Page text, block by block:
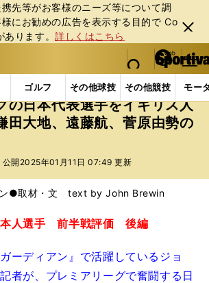
先等がお客様のニーズ等について調
にお勧めの広告を表⽰する⽬的で Co
あります。詳しくはこちら
閉じ
る
web Sportiva (webスポルティーバ)
検索
マイペ
ー
ジ
メニュ
ゴルフ その他球技 その他競技 モー
一覧 海外サッカー 海外サッカー
の日本代表選手をイギリス人
大地、遠藤航、菅原由勢の
開 2025年01月11日 07:49 更新
ン●取材・文 text by John Brewin
本人選手 前半戦評価 後編
ーディアン』で活躍しているジョ
者が、プレミアリーグで奮闘する日